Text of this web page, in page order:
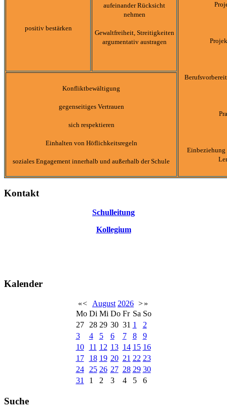
Einbeziehung
positiv bestärken
aufeinander Rücksicht
nehmen
Gewaltfreiheit, Streitigkeiten
argumentativ austragen
Konfliktbewältigung
gegenseitiges Vertrauen
sich respektieren
Einhalten von Höflichkeitsregeln
soziales Engagement innerhalb und außerhalb der Schule
Kontakt
Schulleitung
Kollegium
Kalender
«< August 2026 >»
Mo Di Mi Do Fr Sa So
27
28 29 30 31 1
2
3
4 5 6 7 8
9
10
11 12 13 14 15 16
17
18 19 20 21 22 23
24
25 26 27 28 29 30
31
1 2 3 4 5 6
Suche